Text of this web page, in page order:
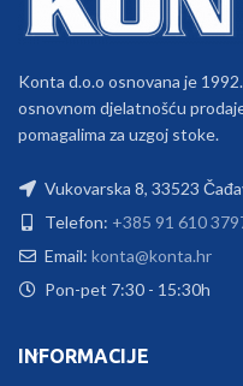
Konta d.o.o osnovana je
osnovnom djelatnošću
pomagalima za uzgoj stoke.
Vukovarska 8, 33523
Telefon: +385 91 610
Email: konta@konta.hr
Pon-pet 7:30 - 15:30h
INFORMACIJE